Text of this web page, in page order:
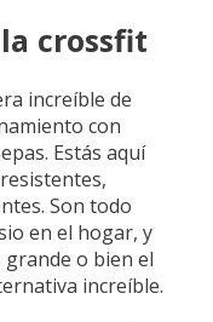
crossfit
increíble de
con
Estás aquí
Son todo
en el hogar, y
o bien el
increíble.